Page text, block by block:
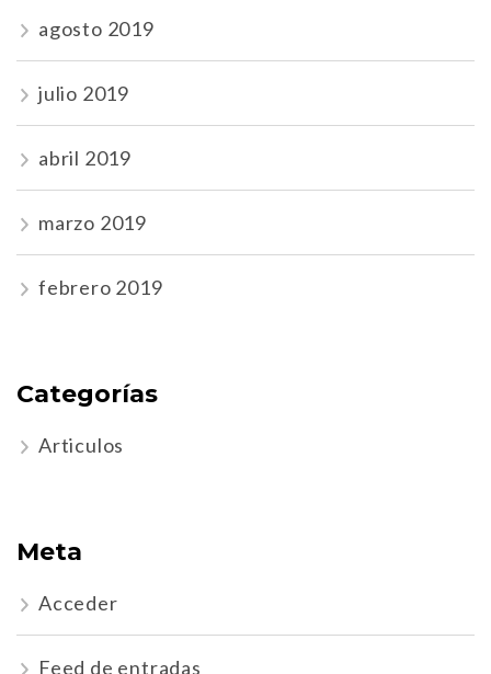
agosto 2019
julio 2019
abril 2019
marzo 2019
febrero 2019
Categorías
Articulos
Meta
Acceder
Feed de entradas